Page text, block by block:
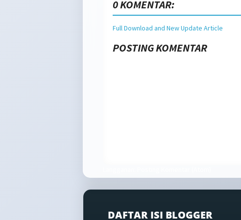
0 KOMENTAR:
Full Download and New Update Article
POSTING KOMENTAR
DAFTAR ISI BLOGGER